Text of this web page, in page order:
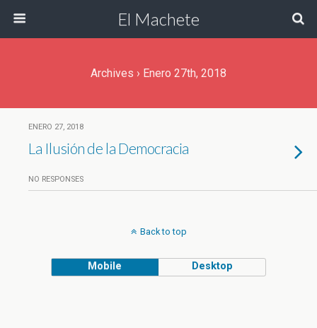
El Machete
Archives › Enero 27th, 2018
ENERO 27, 2018
La Ilusión de la Democracia
NO RESPONSES
Back to top
Mobile Desktop